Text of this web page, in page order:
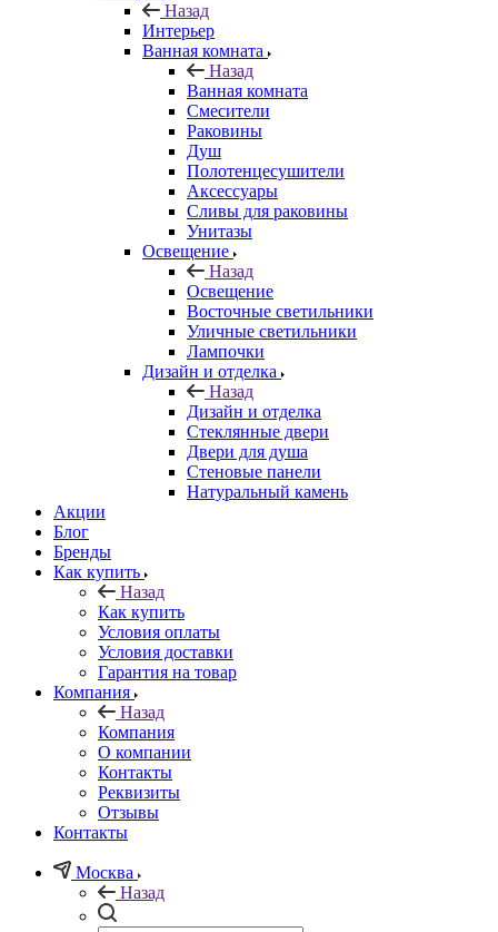
Назад
Интерьер
Ванная комната
Назад
Ванная комната
Смесители
Раковины
Душ
Полотенцесушители
Аксессуары
Сливы для раковины
Унитазы
Освещение
Назад
Освещение
Восточные светильники
Уличные светильники
Лампочки
Дизайн и отделка
Назад
Дизайн и отделка
Стеклянные двери
Двери для душа
Стеновые панели
Натуральный камень
Акции
Блог
Бренды
Как купить
Назад
Как купить
Условия оплаты
Условия доставки
Гарантия на товар
Компания
Назад
Компания
О компании
Контакты
Реквизиты
Отзывы
Контакты
Москва
Назад